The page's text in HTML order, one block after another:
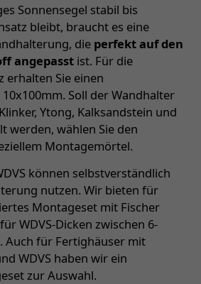
Sonnensegel stabil bis
bleibt, braucht es eine
die perfekt auf den
angepasst ist. Für die
erhalten Sie einen
Soll der Wandhalter
Ytong, Kalksandstein und
werden, wählen Sie den
Montagemörtel.
können selbstverständlich
nutzen. Wir bieten für
Montageset mit Fischer
WDVS-Dicken zwischen 6-
Auch für Fertighäuser mit
WDVS haben wir ein
zur Auswahl.